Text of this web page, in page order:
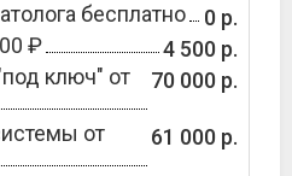
бесплатно
0 р.
₽
4 500 р.
ключ" от
70 000 р.
от
61 000 р.